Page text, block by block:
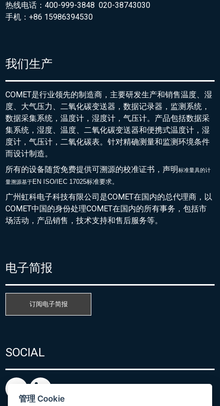
热线电话：400-999-3848 020-38743030
手机：+86 15986394530
我们生产
COMET是行业领先的制造商，主要研发生产和销售温度、湿
度、大气压力、二氧化碳变送器，数据记录器，监测系统，
数据采集系统，温度计，湿度计，气压计。产品包括数据采
集系统，湿度、温度、二氧化碳变送器和便携式温度计，湿
度计，气压计，二氧化碳表。针对精确测量和监测环境条件
而设计制造。
所有的设备随货免费提供可溯源的校准证书，声明标准量具的计
量溯源基于EN ISO/IEC 17025标准要求。
广州虹科电子科技有限公司是COMET在国内的总代理商，以
COMET中国的身份处理COMET在国内的所有事务，包括市
场活动，产品销售，技术支持和售后服务等。
电子简报
订阅电子简报
SOCIAL
管理 Cookie